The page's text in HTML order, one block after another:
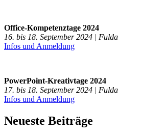
Office-Kompetenztage 2024
16. bis 18. September 2024 | Fulda
Infos und Anmeldung
PowerPoint-Kreativtage 2024
17. bis 18. September 2024 | Fulda
Infos und Anmeldung
Neueste Beiträge